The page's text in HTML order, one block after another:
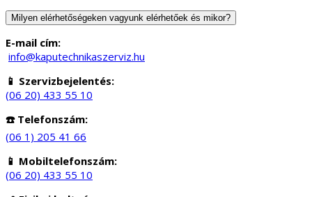
Milyen elérhetőségeken vagyunk elérhetőek és mikor?
E-mail cím:
info@kaputechnikaszerviz.hu
📱 Szervizbejelentés:
(06 20) 433 55 10
☎️ Telefonszám:
(06 1) 205 41 66
📱 Mobiltelefonszám:
(06 20) 433 55 10